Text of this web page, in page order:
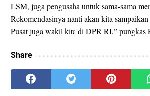
LSM, juga pengusaha untuk sama-sama
Rekomendasinya nanti akan kita
Pusat juga wakil kita di DPR RI,” pungkas
Share